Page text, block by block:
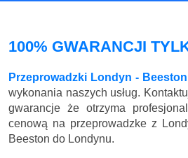
100% GWARANCJI
Przeprowadzki Londyn - Beeston
wykonania naszych usług.
gwarancje że otrzyma
cenową na przeprowadzke z
Beeston do Londynu.